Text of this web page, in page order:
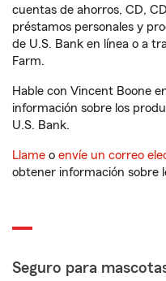
cuentas de ahorros, CD,
préstamos personales y
de U.S. Bank en línea o a
Farm.
Hable con Vincent Boone
información sobre los
U.S. Bank.
Llame o envíe un correo
obtener información sobre
Seguro para